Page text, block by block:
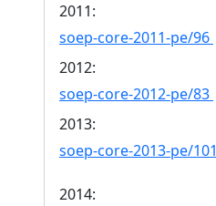
2011:
soep-core-2011-pe/96
2012:
soep-core-2012-pe/83
2013:
soep-core-2013-pe/101
2014: